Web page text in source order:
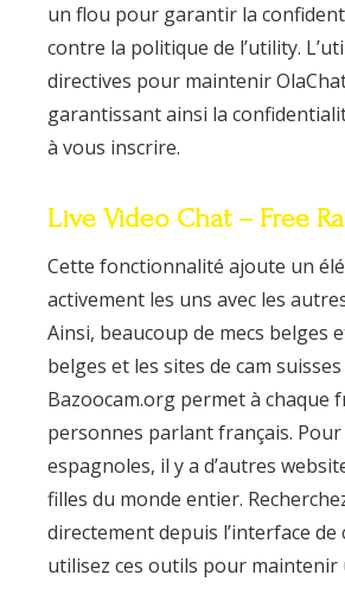
un flou pour garantir la
contre la politique de l’utility.
directives pour maintenir
garantissant ainsi la
à vous inscrire.
Live Video Chat – Free
Cette fonctionnalité ajoute un
activement les uns avec les
Ainsi, beaucoup de mecs belges
belges et les sites de cam
Bazoocam.org permet à chaque
personnes parlant français.
espagnoles, il y a d’autres
filles du monde entier.
directement depuis l’interface
utilisez ces outils pour